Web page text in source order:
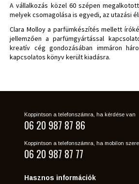
A vállalkozás közel 60 szépen
melyek csomagolása is egyedi, az utazási
Clara Molloy a parfümkészítés mellett
jellemzően a parfümgyártással
kreatív cég gondozásában immáron
kapcsolatos könyv került kiadásra.
Koppintson a telefonszámra, ha kérdése van
06 20 987 87 86
Koppintson a telefonszámra, ha mobilon
06 20 987 87 77
Hasznos információk